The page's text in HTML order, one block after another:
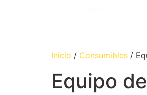
Inicio / Consumibles /
Equipo